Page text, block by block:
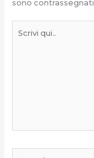
sono contrassegnati
qui..